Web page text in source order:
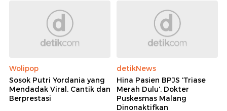
Wolipop
Sosok Putri Yordania yang
Mendadak Viral, Cantik dan
Berprestasi
detikNews
Hina Pasien BPJS 'Triase
Merah Dulu', Dokter
Puskesmas Malang
Dinonaktifkan